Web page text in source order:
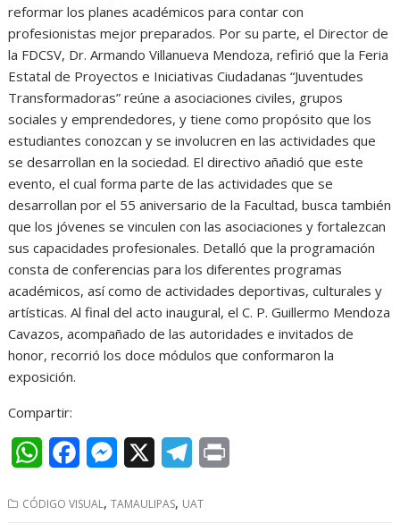
reformar los planes académicos para contar con
profesionistas mejor preparados. Por su parte, el Director de
la FDCSV, Dr. Armando Villanueva Mendoza, refirió que la Feria
Estatal de Proyectos e Iniciativas Ciudadanas “Juventudes
Transformadoras” reúne a asociaciones civiles, grupos
sociales y emprendedores, y tiene como propósito que los
estudiantes conozcan y se involucren en las actividades que
se desarrollan en la sociedad. El directivo añadió que este
evento, el cual forma parte de las actividades que se
desarrollan por el 55 aniversario de la Facultad, busca también
que los jóvenes se vinculen con las asociaciones y fortalezcan
sus capacidades profesionales. Detalló que la programación
consta de conferencias para los diferentes programas
académicos, así como de actividades deportivas, culturales y
artísticas. Al final del acto inaugural, el C. P. Guillermo Mendoza
Cavazos, acompañado de las autoridades e invitados de
honor, recorrió los doce módulos que conformaron la
exposición.
Compartir:
W
a
c
M
s
l
CÓDIGO VISUAL,TAMAULIPAS, UAT